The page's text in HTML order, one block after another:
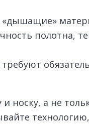
«дышащие»
полотна,
носку, а не